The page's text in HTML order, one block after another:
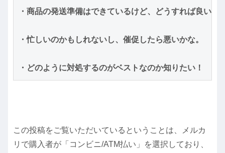
・商品の発送準備はできているけど、どうすれば良いの
・忙しいのかもしれないし、催促したら悪いかな。
・どのように対処するのがベストなのか知りたい！
この投稿をご覧いただいているということは、メルカ
リで購入者が「コンビニ/ATM払い」を選択しており、